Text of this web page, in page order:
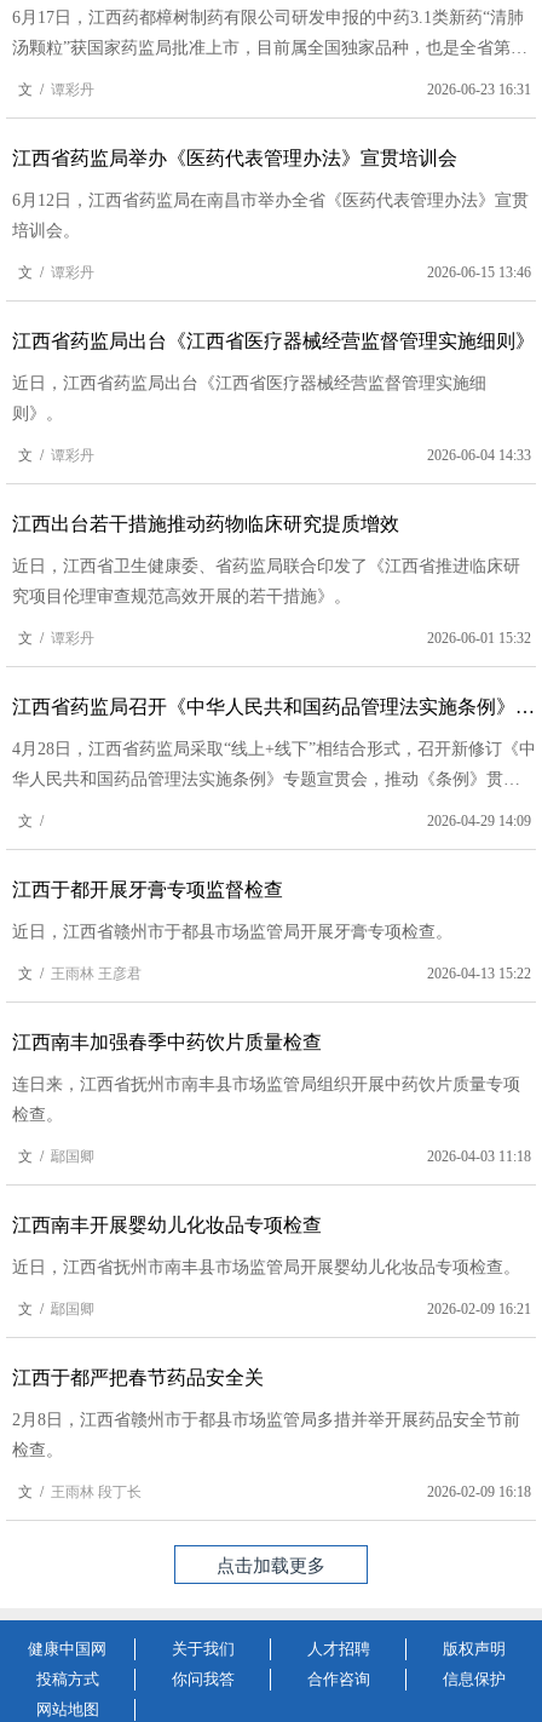
6月17日，江西药都樟树制药有限公司研发申报的中药3.1类新药“清肺
汤颗粒”获国家药监局批准上市，目前属全国独家品种，也是全省第二
个获批的3.1类按古代经典名方目录管理的中药复方制剂。
文 / 谭彩丹 2026-06-23 16:31
江西省药监局举办《医药代表管理办法》宣贯培训会
6月12日，江西省药监局在南昌市举办全省《医药代表管理办法》宣贯
培训会。
文 / 谭彩丹 2026-06-15 13:46
江西省药监局出台《江西省医疗器械经营监督管理实施细则》
近日，江西省药监局出台《江西省医疗器械经营监督管理实施细
则》。
文 / 谭彩丹 2026-06-04 14:33
江西出台若干措施推动药物临床研究提质增效
近日，江西省卫生健康委、省药监局联合印发了《江西省推进临床研
究项目伦理审查规范高效开展的若干措施》。
文 / 谭彩丹 2026-06-01 15:32
江西省药监局召开《中华人民共和国药品管理法实施条例》专题宣贯会
4月28日，江西省药监局采取“线上+线下”相结合形式，召开新修订《中
华人民共和国药品管理法实施条例》专题宣贯会，推动《条例》贯彻
实施工作。
文 / 2026-04-29 14:09
江西于都开展牙膏专项监督检查
近日，江西省赣州市于都县市场监管局开展牙膏专项检查。
文 / 王雨林 王彦君 2026-04-13 15:22
江西南丰加强春季中药饮片质量检查
连日来，江西省抚州市南丰县市场监管局组织开展中药饮片质量专项
检查。
文 / 鄢国卿 2026-04-03 11:18
江西南丰开展婴幼儿化妆品专项检查
近日，江西省抚州市南丰县市场监管局开展婴幼儿化妆品专项检查。
文 / 鄢国卿 2026-02-09 16:21
江西于都严把春节药品安全关
2月8日，江西省赣州市于都县市场监管局多措并举开展药品安全节前
检查。
文 / 王雨林 段丁长 2026-02-09 16:18
点击加载更多
健康中国网 关于我们 人才招聘
版权声明
投稿方式
你问我答 合作咨询
信息保护
网站地图